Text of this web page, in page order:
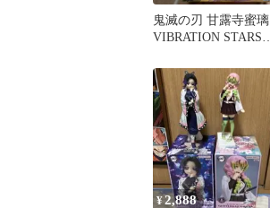
鬼滅の刃 甘露寺蜜璃
VIBRATION STARS
¥2,888